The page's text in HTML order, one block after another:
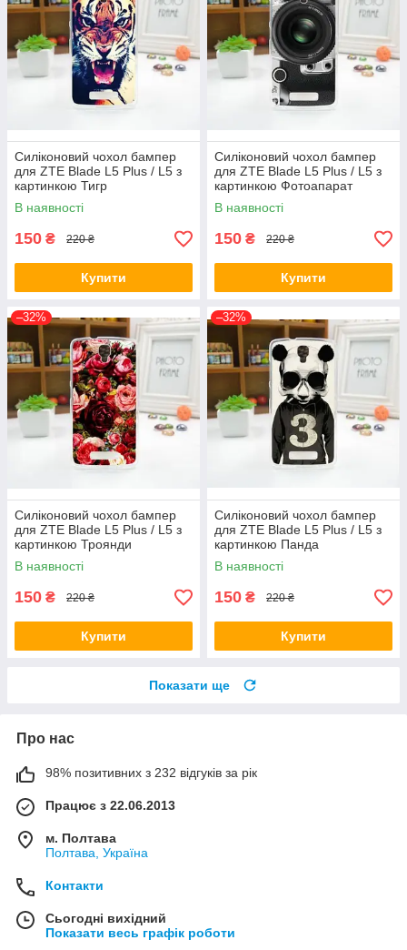
Силіконовий чохол бампер
для ZTE Blade L5 Plus / L5 з
картинкою Тигр
В наявності
150 ₴ 220 ₴
Купити
Силіконовий чохол бампер
для ZTE Blade L5 Plus / L5 з
картинкою Фотоапарат
В наявності
150 ₴ 220 ₴
Купити
–32%
Силіконовий чохол бампер
для ZTE Blade L5 Plus / L5 з
картинкою Троянди
В наявності
150 ₴ 220 ₴
Купити
–32%
Силіконовий чохол бампер
для ZTE Blade L5 Plus / L5 з
картинкою Панда
В наявності
150 ₴ 220 ₴
Купити
Показати ще
Про нас
98% позитивних з 232 відгуків за рік
Працює з 22.06.2013
м. Полтава
Полтава, Україна
Контакти
Сьогодні вихідний
Показати весь графік роботи